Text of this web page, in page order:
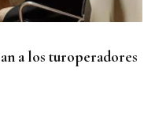
a los turoperadores